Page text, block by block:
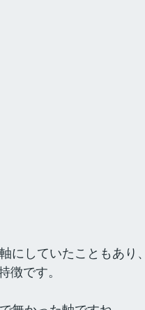
にしていたこともあり
徴です。